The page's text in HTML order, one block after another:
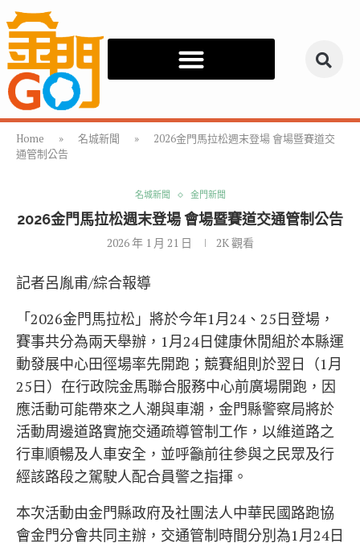
Home » 名城新聞 »
2026金門馬拉松週末登場 會場暨賽道交
通管制公告
名城新聞 金門新聞
2026金門馬拉松週末登場 會場暨賽道交通管制公告
2026 年 1 月 21 日 2K觀看
記者呂胤甫/綜合報導
「2026金門馬拉松」將於今年1月24、25日登場，
賽事共分為兩天舉辦，1月24日健康休閒組於本縣運
動發展中心田徑場率先開跑；競賽組則於翌日（1月
25日）在行政院金馬聯合服務中心前廣場開跑，因
應活動可能帶來之人潮與車潮，金門縣警察局將於
活動周邊道路實施交通疏導管制工作，以維道路之
行車順暢及人車安全，並呼籲前往參與之民眾及行
經該路段之駕駛人配合員警之指揮。
本次活動由金門縣政府及社團法人中華民國路跑協
會金門分會共同主辦，交通管制時間分別為1月24日